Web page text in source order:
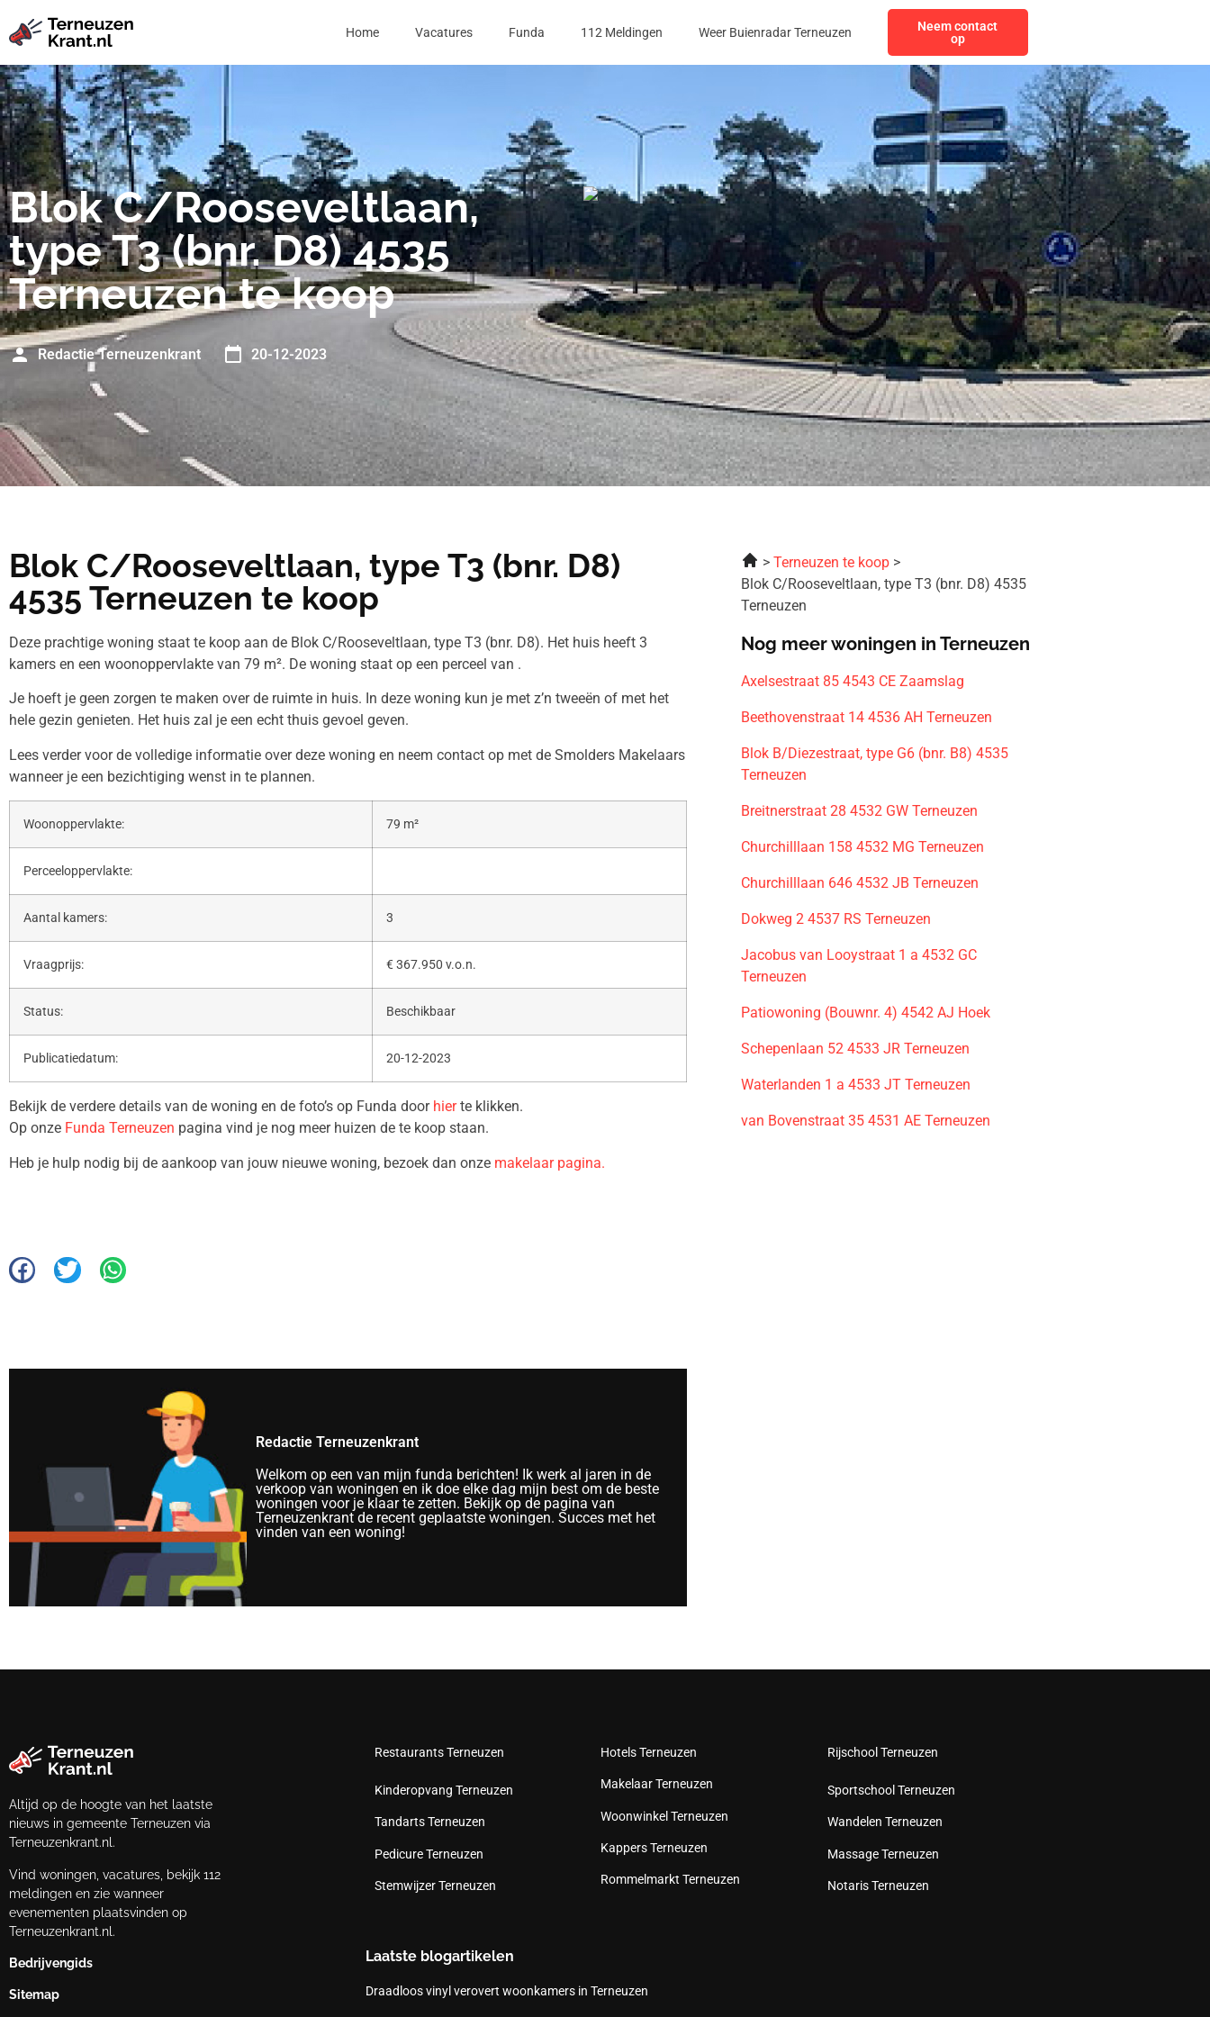
Home Vacatures Funda 112 Meldingen Weer Buienradar Terneuzen
Neem contact
op
Blok C/Rooseveltlaan,
type T3 (bnr. D8) 4535
Terneuzen te koop
Redactie Terneuzenkrant 20-12-2023
Blok C/Rooseveltlaan, type T3 (bnr. D8)
4535 Terneuzen te koop
Deze prachtige woning staat te koop aan de Blok C/Rooseveltlaan, type T3 (bnr. D8). Het huis heeft 3
kamers en een woonoppervlakte van 79 m². De woning staat op een perceel van .
Je hoeft je geen zorgen te maken over de ruimte in huis. In deze woning kun je met z’n tweeën of met het
hele gezin genieten. Het huis zal je een echt thuis gevoel geven.
Lees verder voor de volledige informatie over deze woning en neem contact op met de Smolders Makelaars
wanneer je een bezichtiging wenst in te plannen.
Woonoppervlakte: 79 m²
Perceeloppervlakte:
Aantal kamers: 3
Vraagprijs: € 367.950 v.o.n.
Status: Beschikbaar
Publicatiedatum: 20-12-2023
Bekijk de verdere details van de woning en de foto’s op Funda door hierte klikken.
Op onze Funda Terneuzen pagina vind je nog meer huizen de te koop staan.
Heb je hulp nodig bij de aankoop van jouw nieuwe woning, bezoek dan onze makelaar pagina.
Redactie Terneuzenkrant
Welkom op een van mijn funda berichten! Ik werk al jaren in de
verkoop van woningen en ik doe elke dag mijn best om de beste
woningen voor je klaar te zetten. Bekijk op de pagina van
Terneuzenkrant de recent geplaatste woningen. Succes met het
vinden van een woning!
Terneuzen te koop
Blok C/Rooseveltlaan, type T3 (bnr. D8) 4535
Terneuzen
Nog meer woningen in Terneuzen
Axelsestraat 85 4543 CE Zaamslag
Beethovenstraat 14 4536 AH Terneuzen
Blok B/Diezestraat, type G6 (bnr. B8) 4535
Terneuzen
Breitnerstraat 28 4532 GW Terneuzen
Churchilllaan 158 4532 MG Terneuzen
Churchilllaan 646 4532 JB Terneuzen
Dokweg 2 4537 RS Terneuzen
Jacobus van Looystraat 1 a 4532 GC
Terneuzen
Patiowoning (Bouwnr. 4) 4542 AJ Hoek
Schepenlaan 52 4533 JR Terneuzen
Waterlanden 1 a 4533 JT Terneuzen
van Bovenstraat 35 4531 AE Terneuzen
Altijd op de hoogte van het laatste
nieuws in gemeente Terneuzen via
Terneuzenkrant.nl.
Vind woningen, vacatures, bekijk 112
meldingen en zie wanneer
evenementen plaatsvinden op
Terneuzenkrant.nl.
Bedrijvengids
Sitemap
Restaurants Terneuzen
Kinderopvang Terneuzen
Tandarts Terneuzen
Pedicure Terneuzen
Stemwijzer Terneuzen
Hotels Terneuzen
Makelaar Terneuzen
Woonwinkel Terneuzen
Kappers Terneuzen
Rommelmarkt Terneuzen
Rijschool Terneuzen
Sportschool Terneuzen
Wandelen Terneuzen
Massage Terneuzen
Notaris Terneuzen
Laatste blogartikelen
Draadloos vinyl verovert woonkamers in Terneuzen